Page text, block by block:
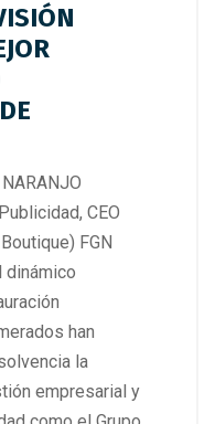
CEO
FGN
dinámico
han
la
empresarial y